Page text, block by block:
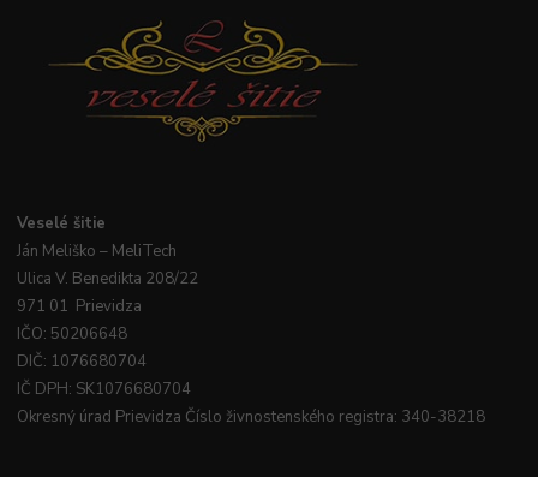
Veselé šitie
Ján Meliško – MeliTech
Ulica V. Benedikta 208/22
971 01 Prievidza
IČO: 50206648
DIČ: 1076680704
IČ DPH: SK1076680704
Okresný úrad Prievidza Číslo živnostenského registra: 340-38218